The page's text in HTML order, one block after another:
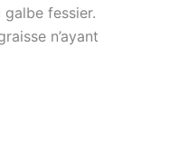
fessier.
n’ayant